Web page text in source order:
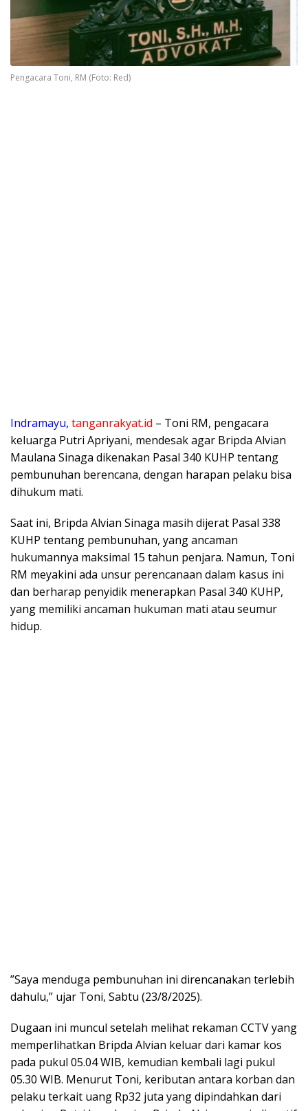
Pengacara Toni, RM (Foto: Red)
Indramayu, tanganrakyat.id – Toni RM, pengacara
keluarga Putri Apriyani, mendesak agar Bripda Alvian
Maulana Sinaga dikenakan Pasal 340 KUHP tentang
pembunuhan berencana, dengan harapan pelaku bisa
dihukum mati.
​Saat ini, Bripda Alvian Sinaga masih dijerat Pasal 338
KUHP tentang pembunuhan, yang ancaman
hukumannya maksimal 15 tahun penjara. Namun, Toni
RM meyakini ada unsur perencanaan dalam kasus ini
dan berharap penyidik menerapkan Pasal 340 KUHP,
yang memiliki ancaman hukuman mati atau seumur
hidup.
​”Saya menduga pembunuhan ini direncanakan terlebih
dahulu,” ujar Toni, Sabtu (23/8/2025).
​Dugaan ini muncul setelah melihat rekaman CCTV yang
memperlihatkan Bripda Alvian keluar dari kamar kos
pada pukul 05.04 WIB, kemudian kembali lagi pukul
05.30 WIB. Menurut Toni, keributan antara korban dan
pelaku terkait uang Rp32 juta yang dipindahkan dari